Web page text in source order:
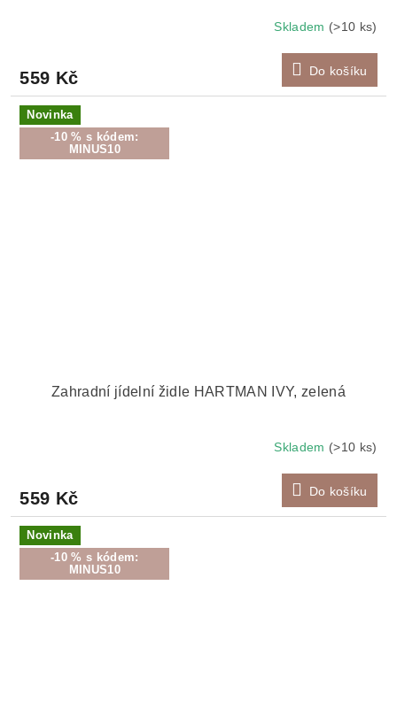
Skladem (>10 ks)
559 Kč Do košíku
Novinka
-10 % s kódem:
MINUS10
Zahradní jídelní židle HARTMAN IVY, zelená
Skladem (>10 ks)
559 Kč Do košíku
Novinka
-10 % s kódem:
MINUS10